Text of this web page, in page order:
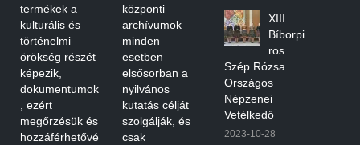
termékek a
kulturális és
történelmi
örökség részét
képezik,
dokumentumok
, ezért
megőrzésük és
hozzáférhetővé
központi
archívumok
minden
esetben
elsősorban a
nyilvános
kutatás célját
szolgálják, és
csak
XIII.
Bíborpi
ros
Szép Rózsa
Országos
Népzenei
Vetélkedő
2023-10-28